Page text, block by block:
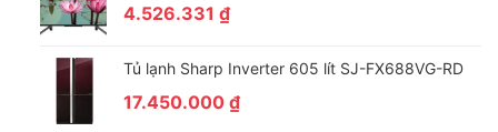
4.526.331 ₫
Tủ lạnh Sharp Inverter 605 lít SJ-FX688VG-RD
17.450.000 ₫